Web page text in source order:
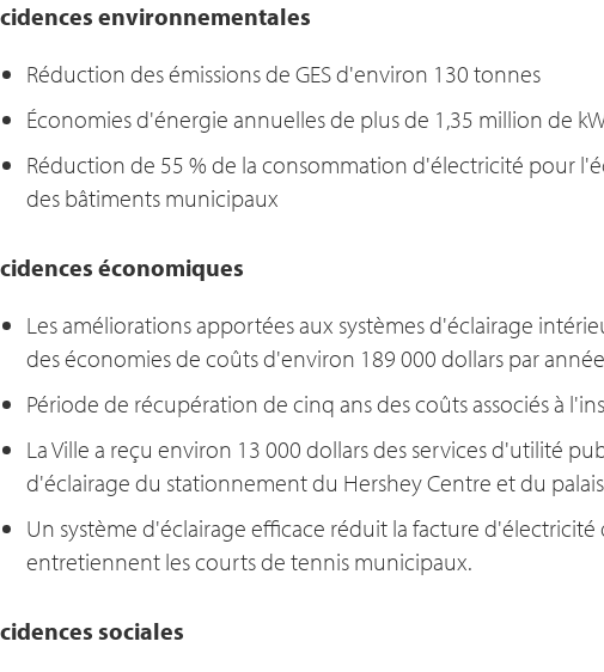
environnementales
Réduction des émissions de GES d'environ 130 tonnes
Économies d'énergie annuelles de plus de 1,35 million de
Réduction de 55 % de la consommation d'électricité pour
des bâtiments municipaux
économiques
Les améliorations apportées aux systèmes d'éclairage
des économies de coûts d'environ 189 000 dollars par
Période de récupération de cinq ans des coûts associés à
La Ville a reçu environ 13 000 dollars des services d'utilité
d'éclairage du stationnement du Hershey Centre et du
Un système d'éclairage efficace réduit la facture
entretiennent les courts de tennis municipaux.
sociales